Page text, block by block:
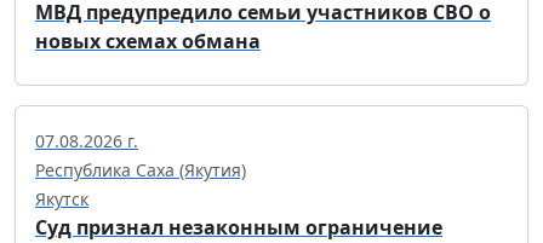
МВД предупредило семьи участников СВО о
новых схемах обмана
07.08.2026 г.
Республика Саха (Якутия)
Якутск
Суд признал незаконным ограничение